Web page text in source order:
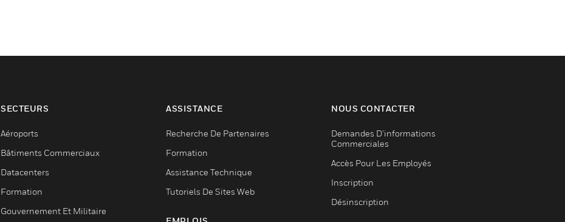
SECTEURS
Aéroports
Bâtiments Commerciaux
Datacenters
Formation
Gouvernement Et Militaire
ASSISTANCE
Recherche De Partenaires
Formation
Assistance Technique
Tutoriels De Sites Web
NOUS CONTACTER
Demandes D’informations
Commerciales
Accès Pour Les Employés
Inscription
Désinscription